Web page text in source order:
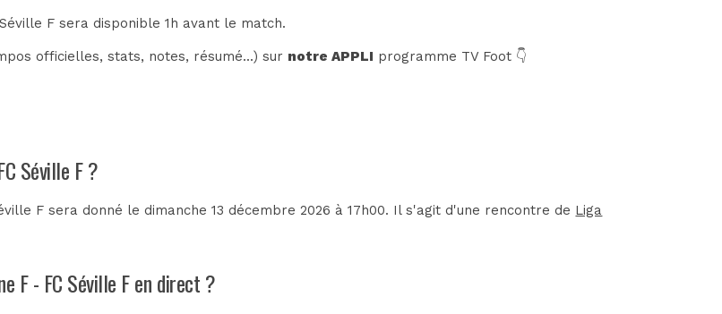
F sera disponible 1h avant le match.
officielles, stats, notes, résumé...) sur notre APPLI programme TV Foot 👇
Séville F ?
F sera donné le dimanche 13 décembre 2026 à 17h00. Il s'agit d'une rencontre de Liga
F - FC Séville F en direct ?